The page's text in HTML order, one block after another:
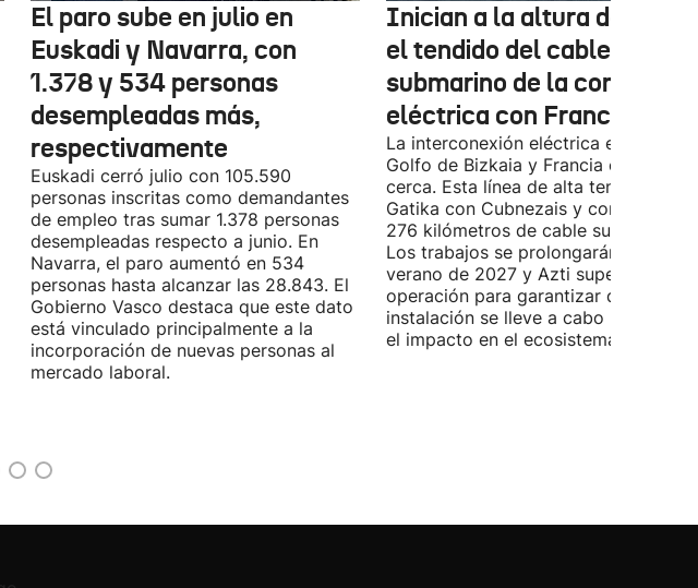
El paro sube en julio en
Euskadi y Navarra, con
1.378 y 534 personas
desempleadas más,
respectivamente
Euskadi cerró julio con 105.590
personas inscritas como demandantes
de empleo tras sumar 1.378 personas
desempleadas respecto a junio. En
Navarra, el paro aumentó en 534
personas hasta alcanzar las 28.843. El
Gobierno Vasco destaca que este dato
está vinculado principalmente a la
incorporación de nuevas personas al
mercado laboral.
Inician a la altura de
el tendido del cable
submarino de la conexión
eléctrica con Francia
La interconexión eléctrica entre el
Golfo de Bizkaia y Francia está más
cerca. Esta línea de alta tensión unirá
Gatika con Cubnezais y contará con
276 kilómetros de cable submarino.
Los trabajos se prolongarán hasta
verano de 2027 y Azti supervisará la
operación para garantizar que la
instalación se lleve a cabo
el impacto en el ecosistema marino.